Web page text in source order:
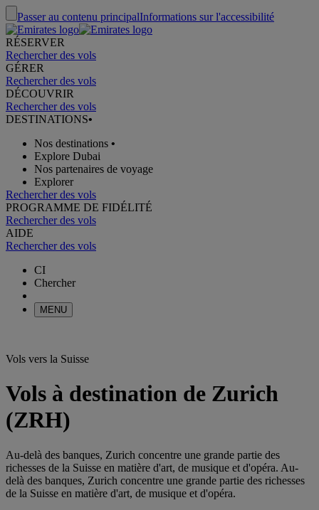
Passer au contenu principalInformations sur l'accessibilité
RÉSERVER
Rechercher des vols
GÉRER
Rechercher des vols
DÉCOUVRIR
Rechercher des vols
DESTINATIONS•
Nos destinations •
Explore Dubai
Nos partenaires de voyage
Explorer
Rechercher des vols
PROGRAMME DE FIDÉLITÉ
Rechercher des vols
AIDE
Rechercher des vols
CI
Chercher
MENU
Vols vers la Suisse
Vols à destination de Zurich
(ZRH)
Au-delà des banques, Zurich concentre une grande partie des
richesses de la Suisse en matière d'art, de musique et d'opéra. Au-
delà des banques, Zurich concentre une grande partie des richesses
de la Suisse en matière d'art, de musique et d'opéra.